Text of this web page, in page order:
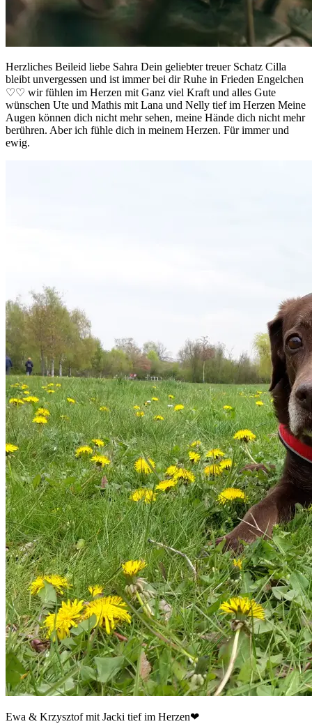
Herzliches Beileid liebe Sahra Dein geliebter treuer Schatz Cilla
bleibt unvergessen und ist immer bei dir Ruhe in Frieden Engelchen
♡♡ wir fühlen im Herzen mit Ganz viel Kraft und alles Gute
wünschen Ute und Mathis mit Lana und Nelly tief im Herzen Meine
Augen können dich nicht mehr sehen, meine Hände dich nicht mehr
berühren. Aber ich fühle dich in meinem Herzen. Für immer und
ewig.
Ewa & Krzysztof mit Jacki tief im Herzen❤